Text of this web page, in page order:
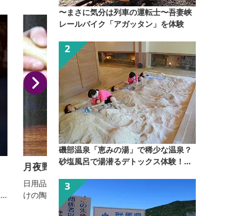
月夜野焼 祐太郎窯
日用品から置物などの陶器の製造、販売や、観光客向
けの陶芸体験を実施しています。 ■見学内容・解説
有無 ・予約いただいた団体のみ、工場に案内し、陶
〜まさに気分は列車の運転士〜吾妻峡
レールバイク「アガッタン」を体験
磯部温泉「恵みの湯」で稀少な温泉？
砂塩風呂で湯潜るデトックス体験！
者）】